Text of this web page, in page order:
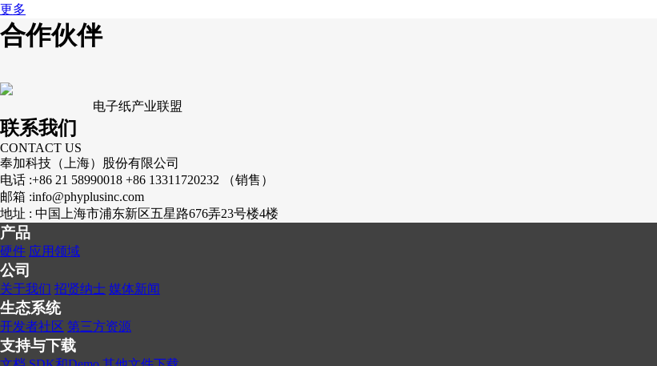
更多
合作伙伴
电子纸产业联盟
联系我们
CONTACT US
奉加科技（上海）股份有限公司
电话 :+86 21 58990018 +86 13311720232 （销售）
邮箱 :info@phyplusinc.com
地址 : 中国上海市浦东新区五星路676弄23号楼4楼
产品
硬件 应用领域
公司
关于我们 招贤纳士 媒体新闻
生态系统
开发者社区 第三方资源
支持与下载